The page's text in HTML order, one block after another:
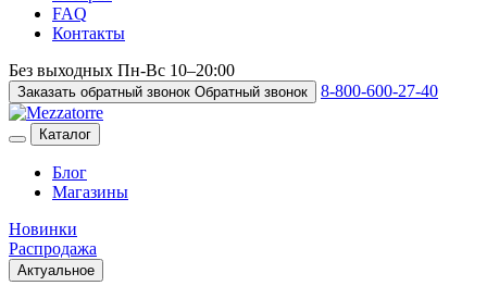
FAQ
Контакты
Без выходных Пн-Вс 10–20:00
Заказать обратный звонок Обратный звонок 8-800-600-27-40
Каталог
Блог
Магазины
Новинки
Распродажа
Актуальное